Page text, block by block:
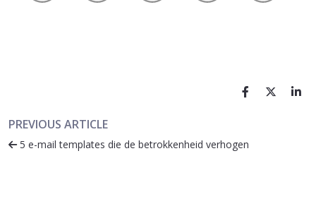
PREVIOUS ARTICLE
5 e-mail templates die de betrokkenheid verhogen